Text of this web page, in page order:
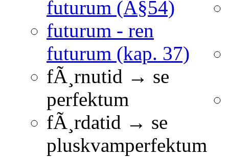
futurum (Â§54)
futurum - ren
futurum (kap. 37)
fÃ¸rnutid → se
perfektum
fÃ¸rdatid → se
pluskvamperfektum